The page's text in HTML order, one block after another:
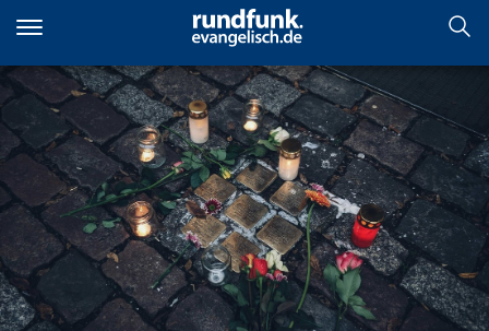
zum
Inhalt
Die Rückkehr der Namen